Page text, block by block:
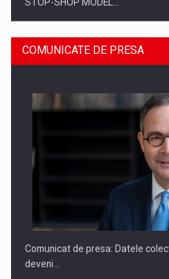
ROOTED IN ROMANIA, BUILT TO
COMUNICATE DE PRESA
Comunicat de presa: Datele
deveni…